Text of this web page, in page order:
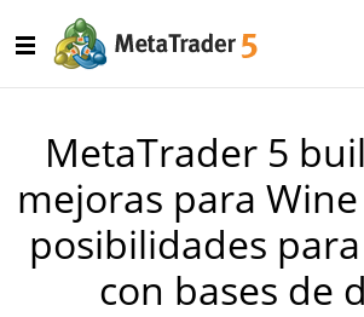
MetaTrader 5
mejoras para
posibilidades
con bases de